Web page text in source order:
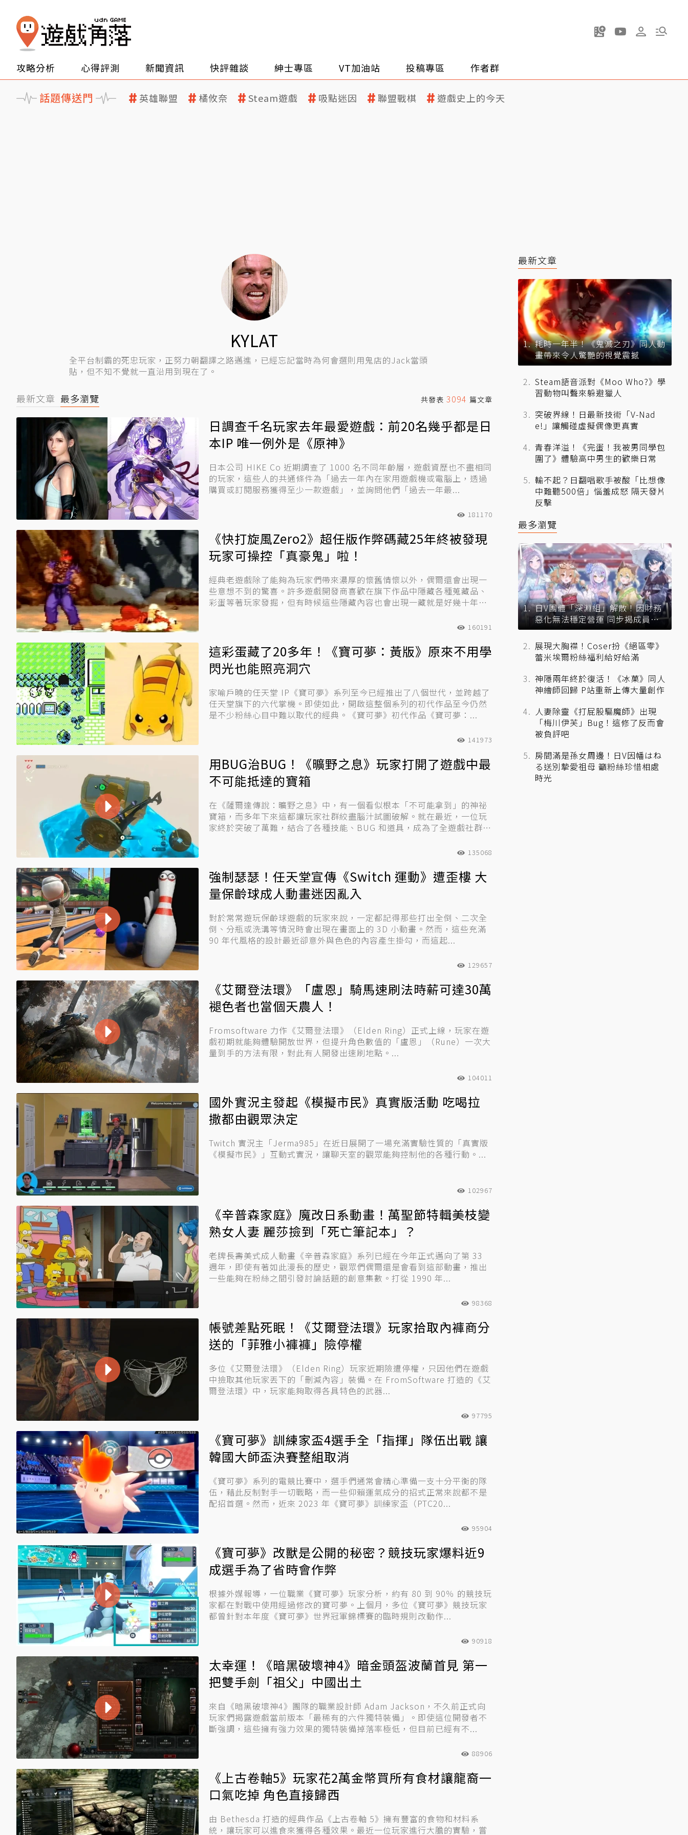
攻略分析 心得評測 新聞資訊 快評雜談 紳士專區 VT加油站 投稿專區 作者群
話題傳送門 英雄聯盟 橘攸奈 Steam遊戲 吸點迷因 聯盟戰棋 遊戲史上的今天
KYLAT
全平台制霸的死忠玩家，正努力朝翻譯之路邁進，已經忘記當時為何會選則用鬼店的Jack當頭
貼，但不知不覺就一直沿用到現在了。
共發表 3094 篇文章
最新文章 最多瀏覽
日調查千名玩家去年最愛遊戲：前20名幾乎都是日
本IP 唯一例外是《原神》
日本公司 HIKE Co 近期調查了 1000 名不同年齡層，遊戲資歷也不盡相同
的玩家，這些人的共通條件為「過去一年內在家用遊戲機或電腦上，透過
購買或訂閱服務獲得至少一款遊戲」，並詢問他們「過去一年最...
181170
《快打旋風Zero2》超任版作弊碼藏25年終被發現
玩家可操控「真豪鬼」啦！
經典老遊戲除了能夠為玩家們帶來濃厚的懷舊情懷以外，偶爾還會出現一
些意想不到的驚喜。許多遊戲開發商喜歡在旗下作品中隱藏各種蒐藏品、
彩蛋等著玩家發掘，但有時候這些隱藏內容也會出現一藏就是好幾十年的
160191
這彩蛋藏了20多年！《寶可夢：黃版》原來不用學
閃光也能照亮洞穴
家喻戶曉的任天堂 IP《寶可夢》系列至今已經推出了八個世代，並跨越了
任天堂旗下的六代掌機。即使如此，開啟這整個系列的初代作品至今仍然
是不少粉絲心目中難以取代的經典。《寶可夢》初代作品《寶可夢：...
141973
用BUG治BUG！《曠野之息》玩家打開了遊戲中最
不可能抵達的寶箱
在《薩爾達傳說：曠野之息》中，有一個看似根本「不可能拿到」的神祕
寶箱，而多年下來這都讓玩家社群絞盡腦汁試圖破解。就在最近，一位玩
家終於突破了萬難，結合了各種技能、BUG 和道具，成為了全遊戲社群中
135068
強制瑟瑟！任天堂宣傳《Switch 運動》遭歪樓 大
量保齡球成人動畫迷因亂入
對於常常遊玩保齡球遊戲的玩家來說，一定都記得那些打出全倒、二次全
倒、分瓶或洗溝等情況時會出現在畫面上的 3D 小動畫。然而，這些充滿
90 年代風格的設計最近卻意外與色色的內容產生掛勾，而這起...
129657
《艾爾登法環》「盧恩」騎馬速刷法時薪可達30萬
褪色者也當個天農人！
Fromsoftware 力作《艾爾登法環》（Elden Ring）正式上線，玩家在遊
戲初期就能夠體驗開放世界，但提升角色數值的「盧恩」（Rune）一次大
量到手的方法有限，對此有人開發出速刷地點。...
104011
國外實況主發起《模擬市民》真實版活動 吃喝拉
撒都由觀眾決定
Twitch 實況主「Jerma985」在近日展開了一場充滿實驗性質的「真實版
《模擬市民》」互動式實況，讓聊天室的觀眾能夠控制他的各種行動。...
102967
《辛普森家庭》魔改日系動畫！萬聖節特輯美枝變
熟女人妻 麗莎撿到「死亡筆記本」？
老牌長壽美式成人動畫《辛普森家庭》系列已經在今年正式邁向了第 33
週年，即使有著如此漫長的歷史，觀眾們偶爾還是會看到這部動畫，推出
一些能夠在粉絲之間引發討論話題的創意集數。打從 1990 年...
98368
帳號差點死眠！《艾爾登法環》玩家拾取內褲商分
送的「菲雅小褲褲」險停權
多位《艾爾登法環》（Elden Ring）玩家近期險遭停權，只因他們在遊戲
中撿取其他玩家丟下的「刪減內容」裝備。在 FromSoftware 打造的《艾
爾登法環》中，玩家能夠取得各具特色的武器...
97795
《寶可夢》訓練家盃4選手全「指揮」隊伍出戰 讓
韓國大師盃決賽整組取消
《寶可夢》系列的電競比賽中，選手們通常會精心準備一支十分平衡的隊
伍，藉此反制對手一切戰略，而一些仰賴運氣成分的招式正常來說都不是
配招首選。然而，近來 2023 年《寶可夢》訓練家盃（PTC20...
95904
《寶可夢》改獸是公開的秘密？競技玩家爆料近9
成選手為了省時會作弊
根據外媒報導，一位職業《寶可夢》玩家分析，約有 80 到 90％ 的競技玩
家都在對戰中使用經過修改的寶可夢。上個月，多位《寶可夢》競技玩家
都曾針對本年度《寶可夢》世界冠軍錦標賽的臨時規則改動作...
90918
太幸運！《暗黑破壞神4》暗金頭盔波蘭首見 第一
把雙手劍「祖父」中國出土
來自《暗黑破壞神4》團隊的職業設計師 Adam Jackson，不久前正式向
玩家們揭露遊戲當前版本「最稀有的六件獨特裝備」。即使這位開發者不
斷強調，這些擁有強力效果的獨特裝備掉落率極低，但目前已經有不...
88906
《上古卷軸5》玩家花2萬金幣買所有食材讓龍裔一
口氣吃掉 角色直接歸西
由 Bethesda 打造的經典作品《上古卷軸 5》擁有豐富的食物和材料系
統，讓玩家可以進食來獲得各種效果。最近一位玩家進行大膽的實驗，嘗
最新文章
耗時一年半！《鬼滅之刃》同人動
畫帶來令人驚艷的視覺震撼
Steam語音派對《Moo Who?》學
習動物叫聲來躲避獵人
突破界線！日最新技術「V-Nad
e!」讓觸碰虛擬偶像更真實
青春洋溢！《完蛋！我被男同學包
圍了》體驗高中男生的歡樂日常
輸不起？日翻唱歌手被酸「比想像
中難聽500倍」惱羞成怒 隔天發片
反擊
最多瀏覽
日V團體「深淵組」解散！因財務
惡化無法穩定營運 同步揭成員未
來去向
展現大胸襟！Coser扮《絕區零》
蕾米埃爾粉絲福利給好給滿
神隱兩年終於復活！《冰菓》同人
神繪師回歸 P站重新上傳大量創作
人妻除靈《打屁股驅魔師》出現
「梅川伊芙」Bug！這修了反而會
被負評吧
房間滿是孫女周邊！日V因幡はね
る送別摯愛祖母 籲粉絲珍惜相處
時光